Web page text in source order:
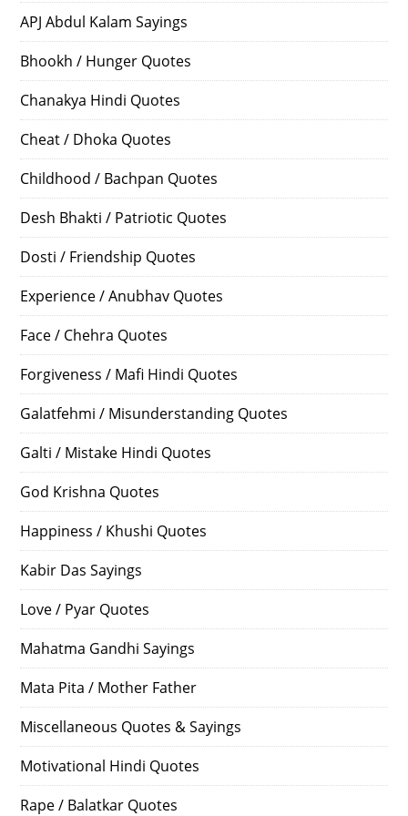
APJ Abdul Kalam Sayings
Bhookh / Hunger Quotes
Chanakya Hindi Quotes
Cheat / Dhoka Quotes
Childhood / Bachpan Quotes
Desh Bhakti / Patriotic Quotes
Dosti / Friendship Quotes
Experience / Anubhav Quotes
Face / Chehra Quotes
Forgiveness / Mafi Hindi Quotes
Galatfehmi / Misunderstanding Quotes
Galti / Mistake Hindi Quotes
God Krishna Quotes
Happiness / Khushi Quotes
Kabir Das Sayings
Love / Pyar Quotes
Mahatma Gandhi Sayings
Mata Pita / Mother Father
Miscellaneous Quotes & Sayings
Motivational Hindi Quotes
Rape / Balatkar Quotes